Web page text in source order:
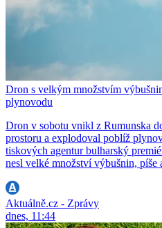
Dron s velkým množstvím
plynovodu
Dron v sobotu vnikl z Rumunska
prostoru a explodoval poblíž
tiskových agentur bulharský
nesl velké množství výbušnin, píše
Aktuálně.cz - Zprávy
dnes, 11:44